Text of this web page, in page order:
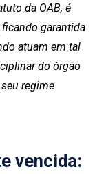
da OAB, é
garantida
atuam em tal
do órgão
regime
vencida: